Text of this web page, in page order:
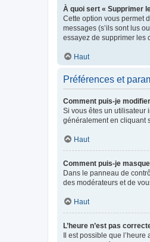
À quoi sert « Supprimer
Cette option vous permet
messages (s’ils sont lus
essayez de supprimer les
Haut
Préférences et
Comment puis-je
Si vous êtes un utilisateur
généralement en cliquant
Haut
Comment puis-je
Dans le panneau de
des modérateurs et de
Haut
L’heure n’est pas
Il est possible que